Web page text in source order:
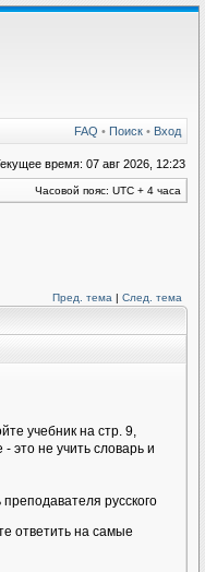
FAQ • Поиск • Вход
время: 07 авг 2026, 12:23
Часовой пояс: UTC + 4 часа
Пред. тема | След. тема
учебник на стр. 9,
это не учить словарь и
русского
ответить на самые